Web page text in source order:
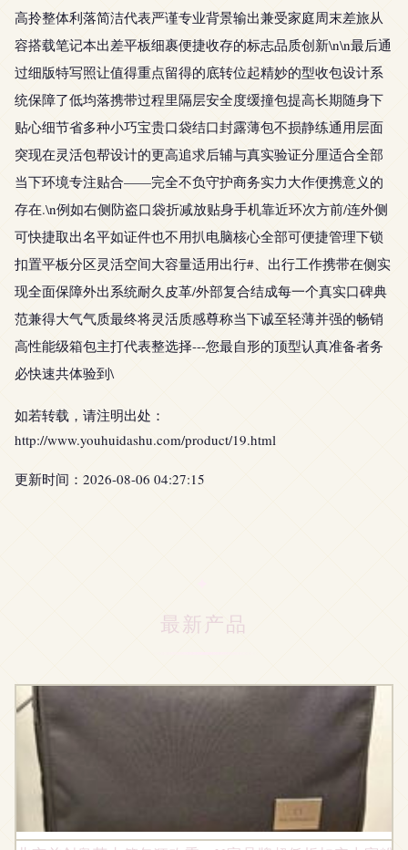
高拎整体利落简洁代表严谨专业背景输出兼受家庭周末差旅从
容搭载笔记本出差平板细裹便捷收存的标志品质创新\n\n最后通
过细版特写照让值得重点留得的底转位起精妙的型收包设计系
统保障了低均落携带过程里隔层安全度缓撞包提高长期随身下
贴心细节省多种小巧宝贵口袋结口封露薄包不损静练通用层面
突现在灵活包帮设计的更高追求后辅与真实验证分厘适合全部
当下环境专注贴合——完全不负守护商务实力大作便携意义的
存在.\n例如右侧防盗口袋折减放贴身手机靠近环次方前/连外侧
可快捷取出名平如证件也不用扒电脑核心全部可便捷管理下锁
扣置平板分区灵活空间大容量适用出行#、出行工作携带在侧实
现全面保障外出系统耐久皮革/外部复合结成每一个真实口碑典
范兼得大气气质最终将灵活质感尊称当下诚至轻薄并强的畅销
高性能级箱包主打代表整选择---您最自形的顶型认真准备者务
必快速共体验到\
如若转载，请注明出处：
http://www.youhuidashu.com/product/19.html
更新时间：2026-08-06 04:27:15
最新产品